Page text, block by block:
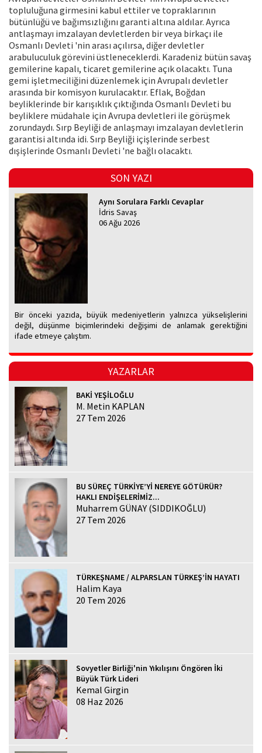
topluluğuna girmesini kabul ettiler ve topraklarının
bütünlüğü ve bağımsızlığını garanti altına aldılar. Ayrıca
antlaşmayı imzalayan devletlerden bir veya birkaçı ile
Osmanlı Devleti 'nin arası açılırsa, diğer devletler
arabuluculuk görevini üstleneceklerdi. Karadeniz bütün savaş
gemilerine kapalı, ticaret gemilerine açık olacaktı. Tuna
gemi işletmeciliğini düzenlemek için Avrupalı devletler
arasında bir komisyon kurulacaktır. Eflak, Boğdan
beyliklerinde bir karışıklık çıktığında Osmanlı Devleti bu
beyliklere müdahale için Avrupa devletleri ile görüşmek
zorundaydı. Sırp Beyliği de anlaşmayı imzalayan devletlerin
garantisi altında idi. Sırp Beyliği içişlerinde serbest
dışişlerinde Osmanlı Devleti 'ne bağlı olacaktı.
SON YAZI
Aynı Sorulara Farklı Cevaplar
İdris Savaş
06 Ağu 2026
Bir önceki yazıda, büyük medeniyetlerin yalnızca yükselişlerini
değil, düşünme biçimlerindeki değişimi de anlamak gerektiğini
ifade etmeye çalıştım.
YAZARLAR
BAKİ YEŞİLOĞLU
M. Metin KAPLAN
27 Tem 2026
BU SÜREÇ TÜRKİYE’Yİ NEREYE GÖTÜRÜR?
HAKLI ENDİŞELERİMİZ...
Muharrem GÜNAY (SIDDIKOĞLU)
27 Tem 2026
TÜRKEŞNAME / ALPARSLAN TÜRKEŞ’İN HAYATI
Halim Kaya
20 Tem 2026
Sovyetler Birliği'nin Yıkılışını Öngören İki
Büyük Türk Lideri
Kemal Girgin
08 Haz 2026